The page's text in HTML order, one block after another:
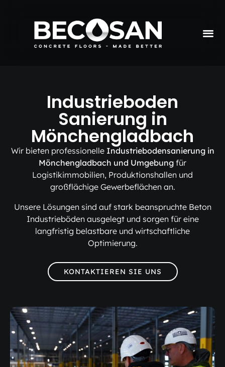
Industrieboden
Sanierung in
Mönchengladbach
Wir bieten professionelle Industriebodensanierung in
Mönchengladbach und Umgebung für
Logistikimmobilien, Produktionshallen und
großflächige Gewerbeflächen an.
Unsere Lösungen sind auf stark beanspruchte Beton
Industrieböden ausgelegt und sorgen für eine
langfristig belastbare und wirtschaftliche
Optimierung.
KONTAKTIEREN SIE UNS